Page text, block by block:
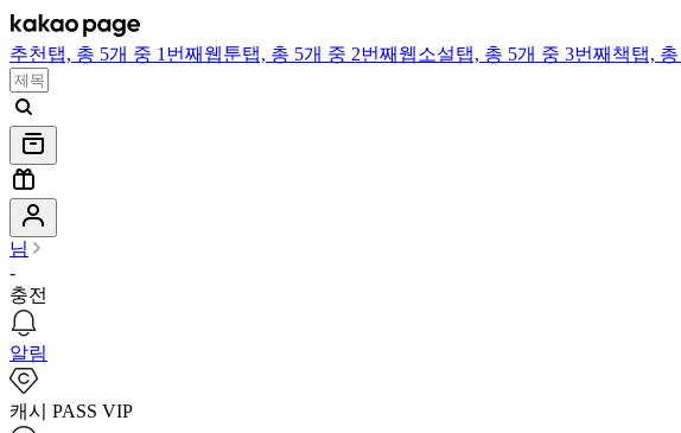
추천 탭, 총 5개 중 1번째 웹툰탭, 총 5개 중 2번째 웹소설탭, 총 5개 중 3번째 책탭,
님
-
충전
알림
캐시 PASS VIP